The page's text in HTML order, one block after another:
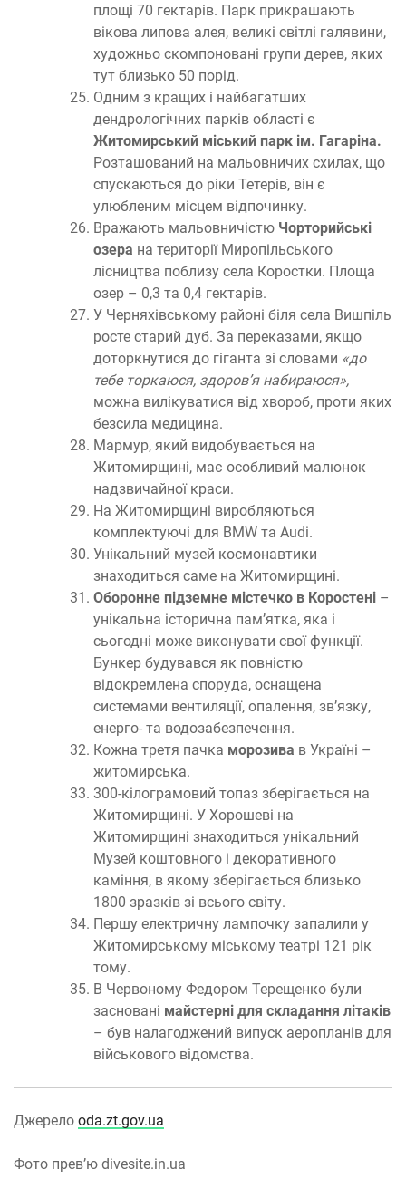
площі 70 гектарів. Парк прикрашають
вікова липова алея, великі світлі галявини,
художньо скомпоновані групи дерев, яких
тут близько 50 порід.
Одним з кращих і найбагатших
дендрологічних парків області є
Житомирський міський парк ім. Гагаріна.
Розташований на мальовничих схилах, що
спускаються до ріки Тетерів, він є
улюбленим місцем відпочинку.
Вражають мальовничістю Чорторийські
озера на території Миропільського
лісництва поблизу села Коростки. Площа
озер – 0,3 та 0,4 гектарів.
У Черняхівському районі біля села Вишпіль
росте старий дуб. За переказами, якщо
доторкнутися до гіганта зі словами «до
тебе торкаюся, здоров’я набираюся»,
можна вилікуватися від хвороб, проти яких
безсила медицина.
Мармур, який видобувається на
Житомирщині, має особливий малюнок
надзвичайної краси.
На Житомирщині виробляються
комплектуючі для BMW та Audi.
Унікальний музей космонавтики
знаходиться саме на Житомирщині.
Оборонне підземне містечко в Коростені –
унікальна історична пам’ятка, яка і
сьогодні може виконувати свої функції.
Бункер будувався як повністю
відокремлена споруда, оснащена
системами вентиляції, опалення, зв’язку,
енерго- та водозабезпечення.
Кожна третя пачка морозива в Україні –
житомирська.
300-кілограмовий топаз зберігається на
Житомирщині. У Хорошеві на
Житомирщині знаходиться унікальний
Музей коштовного і декоративного
каміння, в якому зберігається близько
1800 зразків зі всього світу.
Першу електричну лампочку запалили у
Житомирському міському театрі 121 рік
тому.
В Червоному Федором Терещенко були
засновані майстерні для складання літаків
– був налагоджений випуск аеропланів для
військового відомства.
Джерело oda.zt.gov.ua
Фото прев’ю divesite.in.ua